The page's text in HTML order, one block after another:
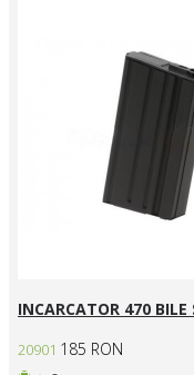
INCARCATOR 470 BILE
20901 185 RON